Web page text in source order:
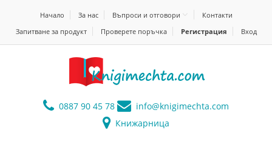
Начало За нас Въпроси и отговори
Контакти
Запитване за продукт
Проверете поръчка Регистрация Вход
0887 90 45 78 info@knigimechta.com
Книжарница